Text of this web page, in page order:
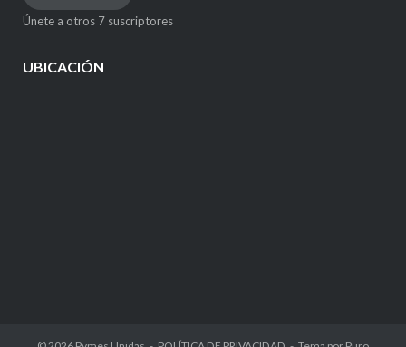
electrónico
Únete a otros 7 suscriptores
UBICACIÓN